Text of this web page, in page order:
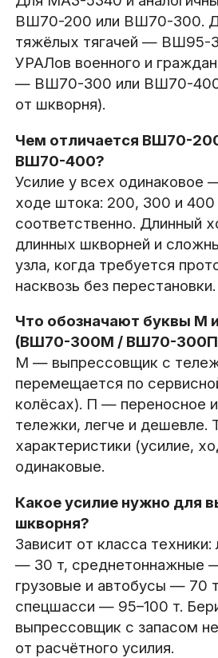
ВШ70-200 или ВШ70-300.
тяжёлых тягачей — ВШ95-
УРАЛов военного и
— ВШ70-300 или ВШ70-400
от шкворня).
Чем отличается ВШ70-
ВШ70-400?
Усилие у всех одинаковое
ходе штока: 200, 300 и
соответственно. Длинный
длинных шкворней и
узла, когда требуется
насквозь без перестановки.
Что обозначают буквы М
(ВШ70-300М / ВШ70-
М — выпрессовщик с
перемещается по
колёсах). П — переносное
тележки, легче и дешевле.
характеристики (усилие,
одинаковые.
Какое усилие нужно для
шкворня?
Зависит от класса техники:
— 30 т, среднетоннажные
грузовые и автобусы — 70
спецшасси — 95–100 т.
выпрессовщик с запасом
от расчётного усилия.